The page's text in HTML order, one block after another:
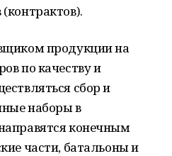
продукции на
по качеству и
сбор и
наборы в
конечным
части, батальоны и